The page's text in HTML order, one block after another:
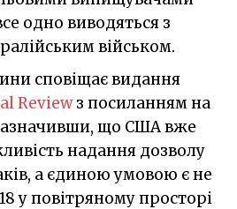
одно виводяться з
військом.
сповіщає видання
Reviewз посиланням на
що США вже
надання дозволу
а єдиною умовою є не
у повітряному просторі